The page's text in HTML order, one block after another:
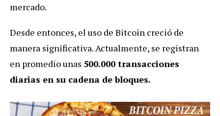
mercado.
Desde entonces, el uso de Bitcoin creció de
manera significativa. Actualmente, se registran
en promedio unas 500.000 transacciones
diarias en su cadena de bloques.